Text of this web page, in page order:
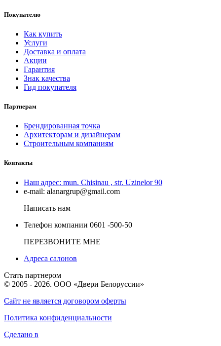
Покупателю
Как купить
Услуги
Доставка и оплата
Акции
Гарантия
Знак качества
Гид покупателя
Партнерам
Брендированная точка
Архитекторам и дизайнерам
Строительным компаниям
Контакты
Наш адрес: mun. Chisinau , str. Uzinelor 90
e-mail: alanargrup@gmail.com
Написать нам
Телефон компании 0601 -500-50
ПЕРЕЗВОНИТЕ МНЕ
Адреса салонов
Стать партнером
© 2005 - 2026. ООО «Двери Белоруссии»
Сайт не является договором оферты
Политика конфиденциальности
Сделано в